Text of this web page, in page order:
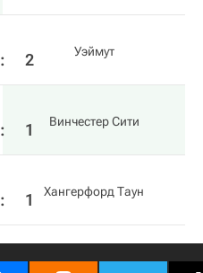
: 2 Уэймут
: 1 Винчестер Сити
: 1 Хангерфорд Таун